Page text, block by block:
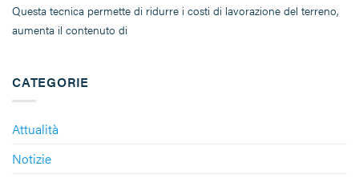
CATEGORIE
Attualità
Notizie
Questa tecnica permette di ridurre i costi di lavorazione del terreno,
aumenta il contenuto di